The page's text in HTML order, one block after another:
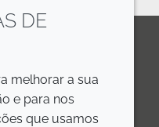
Line
DE
melhorar a sua
e para nos
que usamos